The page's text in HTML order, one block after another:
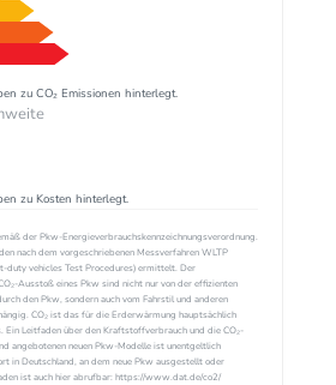
zu CO₂ Emissionen hinterlegt.
zu Kosten hinterlegt.
der Pkw-Energieverbrauchskennzeichnungsverordnung.
nach dem vorgeschriebenen Messverfahren WLTP
duty vehicles Test Procedures) ermittelt. Der
Ausstoß eines Pkw sind nicht nur von der effizienten
den Pkw, sondern auch vom Fahrstil und anderen
CO₂ ist das für die Erderwärmung hauptsächlich
Ein Leitfaden über den Kraftstoffverbrauch und die CO₂-
angebotenen neuen Pkw-Modelle ist unentgeltlich
in Deutschland, an dem neue Pkw ausgestellt oder
ist auch hier abrufbar: https://www.dat.de/co2/